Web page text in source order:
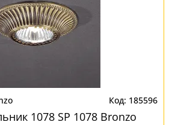
185596
1078 SP 1078 Bronzo